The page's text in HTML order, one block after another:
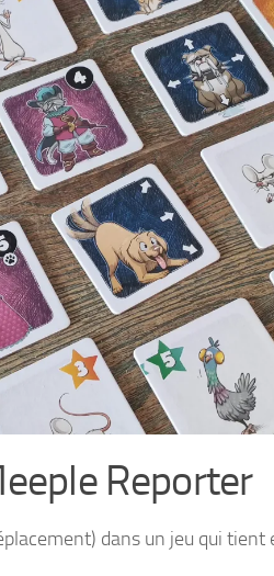
Reporter
dans un jeu qui tient